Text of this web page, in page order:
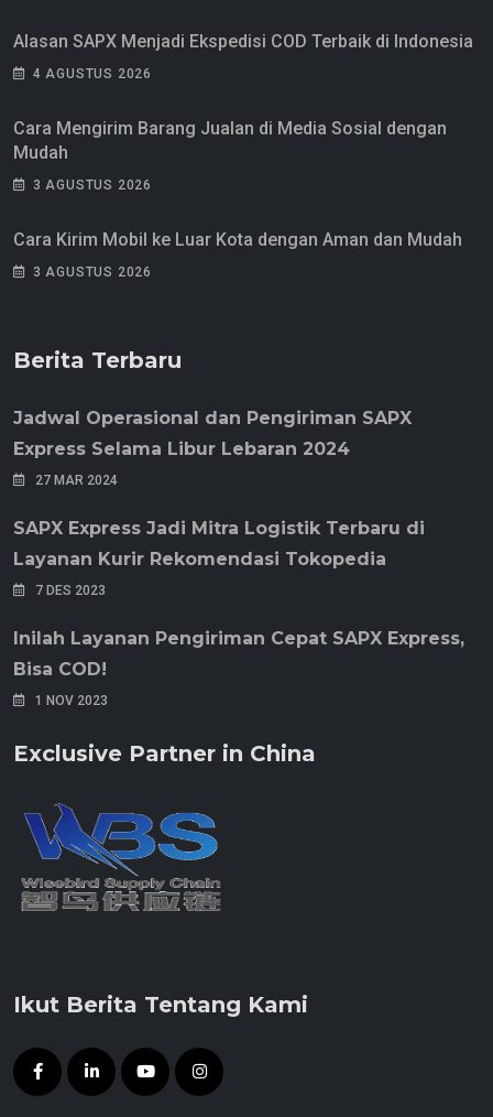
Alasan SAPX Menjadi Ekspedisi COD Terbaik di Indonesia
4 AGUSTUS 2026
Cara Mengirim Barang Jualan di Media Sosial dengan
Mudah
3 AGUSTUS 2026
Cara Kirim Mobil ke Luar Kota dengan Aman dan Mudah
3 AGUSTUS 2026
Berita Terbaru
Jadwal Operasional dan Pengiriman SAPX
Express Selama Libur Lebaran 2024
27 MAR 2024
SAPX Express Jadi Mitra Logistik Terbaru di
Layanan Kurir Rekomendasi Tokopedia
7 DES 2023
Inilah Layanan Pengiriman Cepat SAPX Express,
Bisa COD!
1 NOV 2023
Exclusive Partner in China
Ikut Berita Tentang Kami